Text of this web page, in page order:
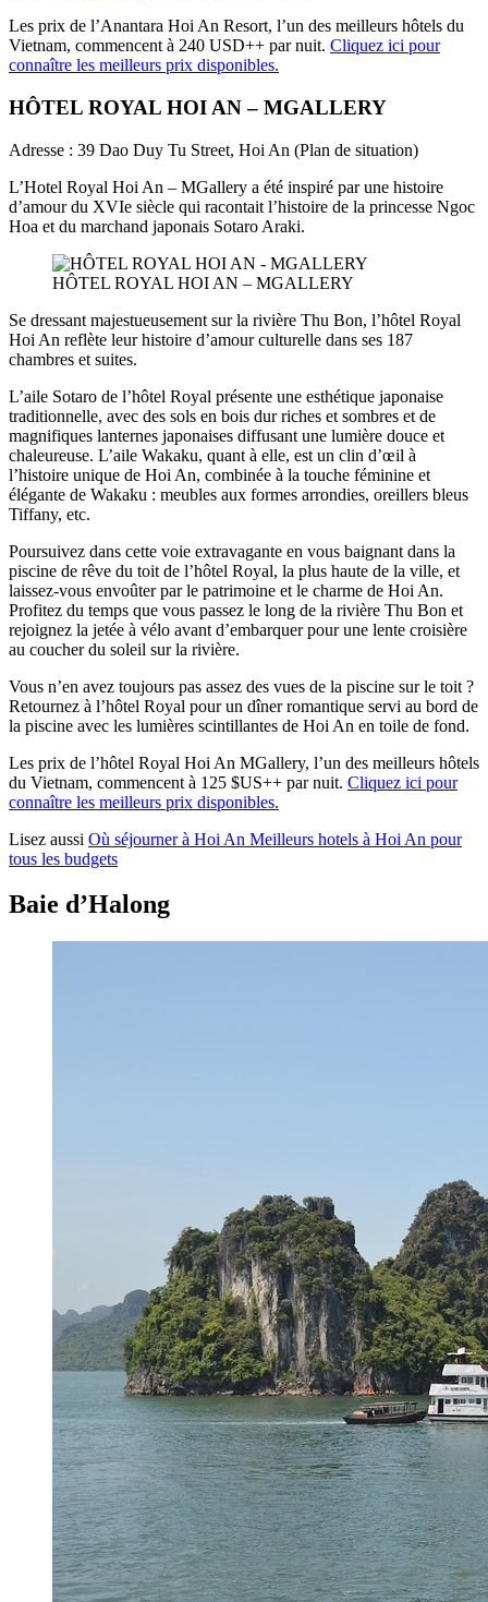
Les prix de l’Anantara Hoi An Resort, l’un des meilleurs hôtels du
Vietnam, commencent à 240 USD++ par nuit. Cliquez ici pour
connaître les meilleurs prix disponibles.
HÔTEL ROYAL HOI AN – MGALLERY
Adresse : 39 Dao Duy Tu Street, Hoi An (Plan de situation)
L’Hotel Royal Hoi An – MGallery a été inspiré par une histoire
d’amour du XVIe siècle qui racontait l’histoire de la princesse Ngoc
Hoa et du marchand japonais Sotaro Araki.
HÔTEL ROYAL HOI AN – MGALLERY
Se dressant majestueusement sur la rivière Thu Bon, l’hôtel Royal
Hoi An reflète leur histoire d’amour culturelle dans ses 187
chambres et suites.
L’aile Sotaro de l’hôtel Royal présente une esthétique japonaise
traditionnelle, avec des sols en bois dur riches et sombres et de
magnifiques lanternes japonaises diffusant une lumière douce et
chaleureuse. L’aile Wakaku, quant à elle, est un clin d’œil à
l’histoire unique de Hoi An, combinée à la touche féminine et
élégante de Wakaku : meubles aux formes arrondies, oreillers bleus
Tiffany, etc.
Poursuivez dans cette voie extravagante en vous baignant dans la
piscine de rêve du toit de l’hôtel Royal, la plus haute de la ville, et
laissez-vous envoûter par le patrimoine et le charme de Hoi An.
Profitez du temps que vous passez le long de la rivière Thu Bon et
rejoignez la jetée à vélo avant d’embarquer pour une lente croisière
au coucher du soleil sur la rivière.
Vous n’en avez toujours pas assez des vues de la piscine sur le toit ?
Retournez à l’hôtel Royal pour un dîner romantique servi au bord de
la piscine avec les lumières scintillantes de Hoi An en toile de fond.
Les prix de l’hôtel Royal Hoi An MGallery, l’un des meilleurs hôtels
du Vietnam, commencent à 125 $US++ par nuit. Cliquez ici pour
connaître les meilleurs prix disponibles.
Lisez aussi Où séjourner à Hoi An Meilleurs hotels à Hoi An pour
tous les budgets
Baie d’Halong